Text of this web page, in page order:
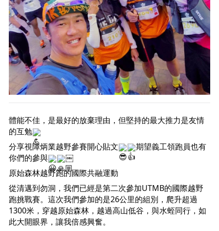
體能不佳，是最好的放棄理由，但堅持的最大推力是友情
的互勉
分享視障炳業越野參賽開心貼文
期望義工領跑員也有
你們的參與
￼
原始森林越野跑的國際共融運動
從清邁到勿洞，我們已經是第二次參加UTMB的國際越野
跑挑戰賽。這次我們參加的是26公里的組別，爬升超過
1300米，穿越原始森林，越過高山低谷，與水蛭同行，如
此大開眼界，讓我倍感興奮。